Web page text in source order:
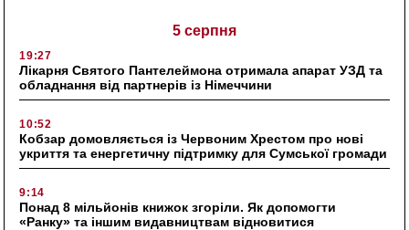
5 серпня
19:27
Лікарня Святого Пантелеймона отримала апарат УЗД та
обладнання від партнерів із Німеччини
10:52
Кобзар домовляється із Червоним Хрестом про нові
укриття та енергетичну підтримку для Сумської громади
9:14
Понад 8 мільйонів книжок згоріли. Як допомогти
«Ранку» та іншим видавництвам відновитися